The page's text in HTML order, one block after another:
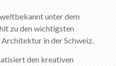
0
unter dem
zu den wichtigsten
in der Schweiz.
den kreativen